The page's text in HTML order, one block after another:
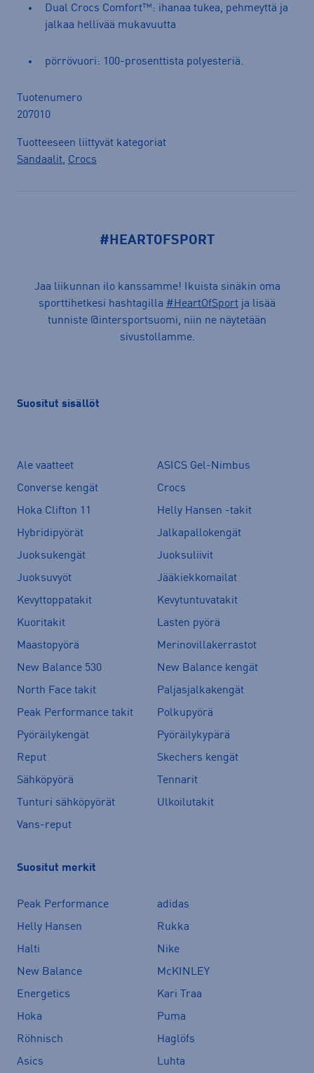
Dual Crocs Comfort™: ihanaa tukea, pehmeyttä ja
jalkaa hellivää mukavuutta
pörrövuori: 100-prosenttista polyesteriä.
Tuotenumero
207010
Tuotteeseen liittyvät kategoriat
Sandaalit, Crocs
#HEARTOFSPORT
Jaa liikunnan ilo kanssamme! Ikuista sinäkin oma
sporttihetkesi hashtagilla #HeartOfSport ja lisää
tunniste @intersportsuomi, niin ne näytetään
sivustollamme.
Suositut sisällöt
Ale vaatteet
ASICS Gel-Nimbus
Converse kengät
Crocs
Hoka Clifton 11
Helly Hansen -takit
Hybridipyörät
Jalkapallokengät
Juoksukengät
Juoksuliivit
Juoksuvyöt
Jääkiekkomailat
Kevyttoppatakit
Kevytuntuvatakit
Kuoritakit
Lasten pyörä
Maastopyörä
Merinovillakerrastot
New Balance 530
New Balance kengät
North Face takit
Paljasjalkakengät
Peak Performance takit
Polkupyörä
Pyöräilykengät
Pyöräilykypärä
Reput
Skechers kengät
Sähköpyörä
Tennarit
Tunturi sähköpyörät
Ulkoilutakit
Vans-reput
Suositut merkit
Peak Performance
adidas
Helly Hansen
Rukka
Halti
Nike
New Balance
McKINLEY
Energetics
Kari Traa
Hoka
Puma
Röhnisch
Haglöfs
Asics
Luhta